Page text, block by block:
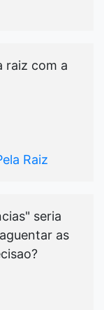
raiz com a
Raiz
seria
as